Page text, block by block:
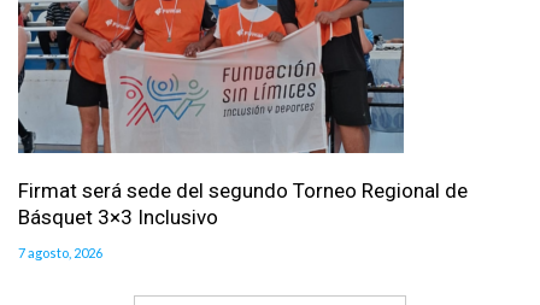
Firmat será sede del segundo Torneo Regional de
Básquet 3×3 Inclusivo
7 agosto, 2026